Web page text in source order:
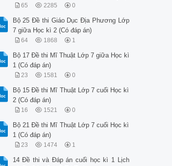
65 2285 0
Bộ 25 Đề thi Giáo Dục Địa Phương Lớp
7 giữa Học kì 2 (Có đáp án)
64 1868 1
Bộ 17 Đề thi Mĩ Thuật Lớp 7 giữa Học kì
1 (Có đáp án)
23 1581 0
Bộ 15 Đề thi Mĩ Thuật Lớp 7 cuối Học kì
2 (Có đáp án)
16 1521 0
Bộ 21 Đề thi Mĩ Thuật Lớp 7 cuối Học kì
1 (Có đáp án)
23 1474 1
14 Đề thi và Đáp án cuối học kì 1 Lịch